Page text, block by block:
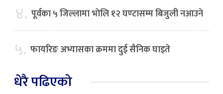
४. पूर्वका ५ जिल्लामा भाेलि १२ घण्टासम्म बिजुली नआउने
५. फायरिङ अभ्यासका क्रममा दुई सैनिक घाइते
धेरै पढिएको